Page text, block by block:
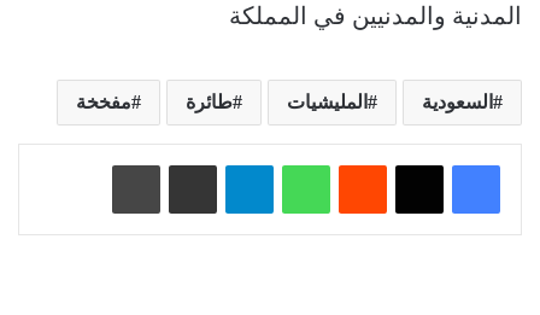
المدنية والمدنيين في المملكة
السعودية المليشيات طائرة مفخخة
واتساب تيلقرام